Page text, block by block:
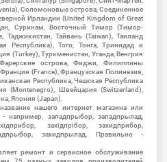
Соломоновые острова, Соединенное
Ирландии (United Kingdom of Great
Суринам, Восточный Тимор (Тимор-
Тайвань (Taiwan), Таиланд
Республика), Того, Тонга, Тринидад и
(Turkey), Туркменистан, Уганда, Венгрия
Фарерские острова, Фиджи, Филиппины
(France), Французская Полинезия,
Республика, Чешская Республика
(Montenegro), Швейцария (Switzerland),
Япония (Japan).
нашего интернет магазина или
например, западпрыбор, западпрылад,
західпрібор, захидприбор,
захидпрылад. Правильно -
ремонт и сервисное обслуживание